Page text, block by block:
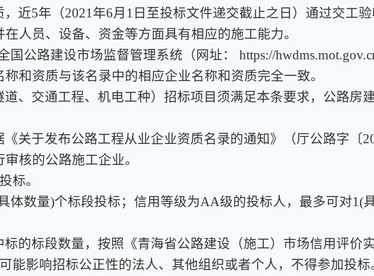
近5年（2021年6月1日至投标文件递交截止之日）通过交工
人员、设备、资金等方面具有相应的施工能力。
国公路建设市场监督管理系统（网址： https://
和资质与该名录中的相应企业名称和资质完全一致。
、交通工程、机电工种）招标项目须满足本条要求，公路房
关于发布公路工程从业企业资质名录的通知》（厅公路字〔
核的公路施工企业。
标。
体数量)个标段投标；信用等级为AA级的投标人，最多可对1(
的标段数量，按照《青海省公路建设（施工）市场信用评价
能影响招标公正性的法人、其他组织或者个人，不得参加投